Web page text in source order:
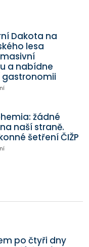
Dakota na
lesa
a nabídne
gastronomii
žádné
naší straně.
šetření ČIŽP
po čtyři dny